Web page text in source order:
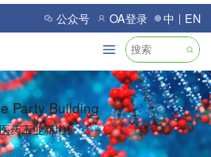
公众号 OA登录 中 | EN
Party Building
药工业新增长